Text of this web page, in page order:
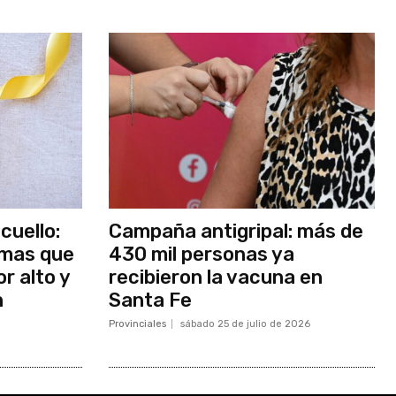
que
alto y
Campaña antigripal: más de
430 mil personas ya
recibieron la vacuna en
Santa Fe
Provinciales sábado 25 de julio de 2026